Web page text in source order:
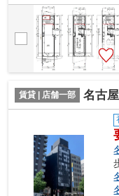
賃貸 | 店舗一部 名古屋名駅